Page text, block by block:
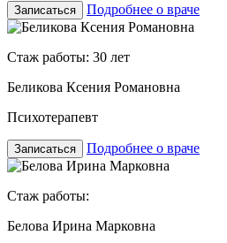
Записаться Подробнее о враче
Стаж работы: 30 лет
Беликова Ксения Романовна
Психотерапевт
Записаться Подробнее о враче
Стаж работы:
Белова Ирина Марковна